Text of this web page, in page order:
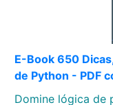
E-Book 650
de Python - PDF
Domine lógica de